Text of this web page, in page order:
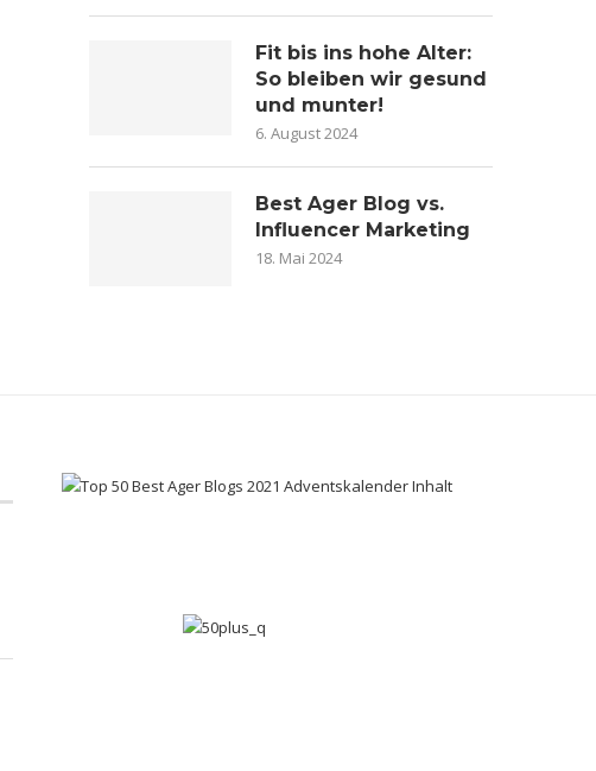
Fit bis ins hohe Alter:
So bleiben wir gesund
und munter!
6. August 2024
Best Ager Blog vs.
Influencer Marketing
18. Mai 2024